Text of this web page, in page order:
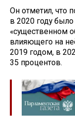
Он отметил, что
в 2020 году
«существенном
влияющего на
2019 годом, в
35 процентов.